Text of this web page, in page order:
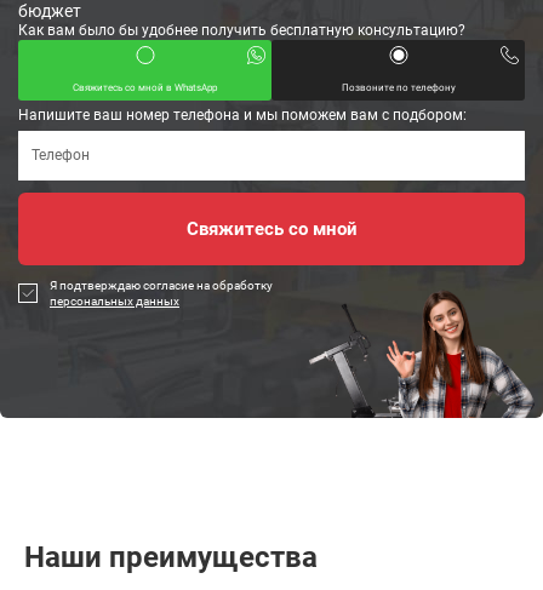
бюджет
Как вам было бы удобнее получить бесплатную консультацию?
Свяжитесь со мной в WhatsApp Позвоните по телефону
Напишите ваш номер телефона и мы поможем вам с подбором:
Я подтверждаю согласие на обработку
персональных данных
Наши преимущества